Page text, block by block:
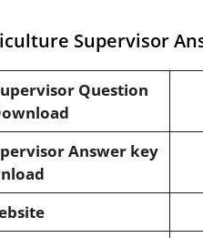
Supervisor
Question
Answer key